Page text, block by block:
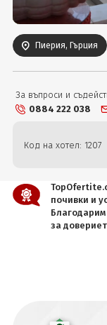
Вход
Пиерия, Гърция
За въпроси и
0884 222 038
Код на хотел: 1207
почивки и
за